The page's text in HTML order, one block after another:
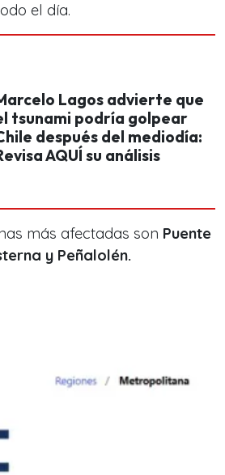
el día.
Lagos advierte que
tsunami podría golpear
después del mediodía:
AQUÍ su análisis
más afectadas son Puente
y Peñalolén.